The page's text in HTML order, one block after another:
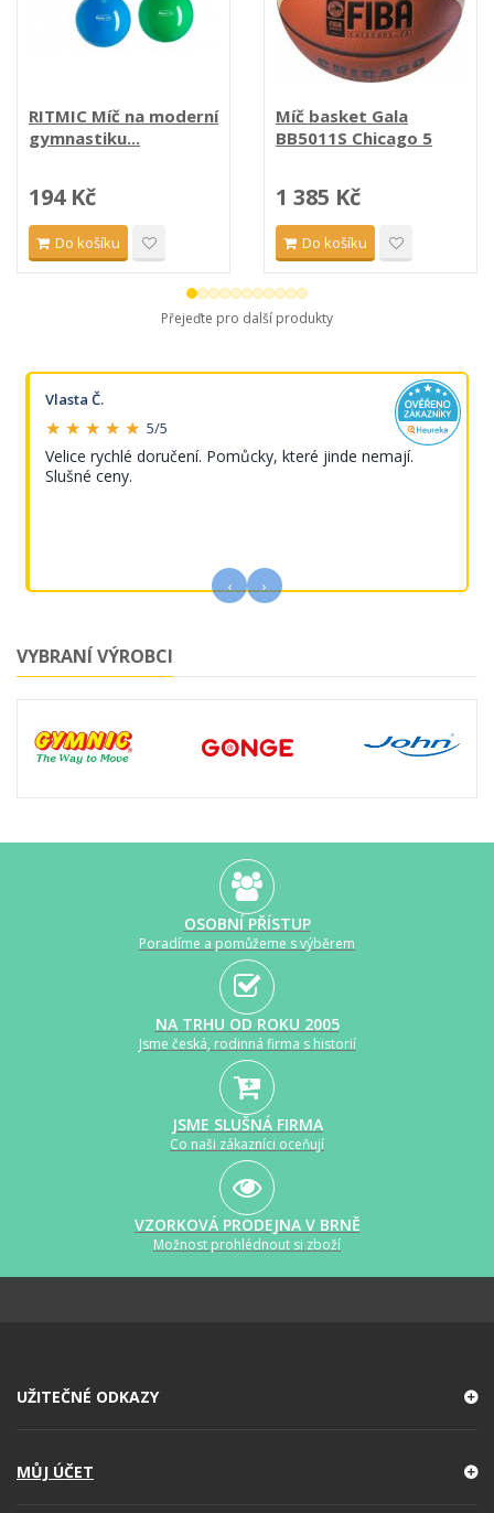
RITMIC Míč na moderní
gymnastiku...
194 Kč
Do košíku
Míč basket Gala
BB5011S Chicago 5
1 385 Kč
Do košíku
Přejeďte pro další produkty
Vlasta Č.
★ ★ ★ ★ ★ 5/5
Velice rychlé doručení. Pomůcky, které jinde nemají.
Slušné ceny.
‹ ›
VYBRANÍ VÝROBCI
OSOBNÍ PŘÍSTUP
Poradíme a pomůžeme s výběrem
NA TRHU OD ROKU 2005
Jsme česká, rodinná firma s historií
JSME SLUŠNÁ FIRMA
Co naši zákazníci oceňují
VZORKOVÁ PRODEJNA V BRNĚ
Možnost prohlédnout si zboží
UŽITEČNÉ ODKAZY
MŮJ ÚČET